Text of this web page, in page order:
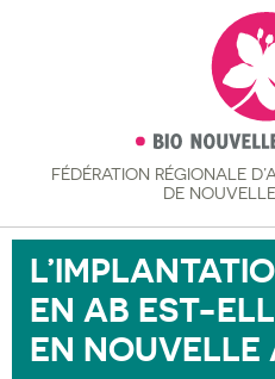
FÉDÉRATION RÉGIONALE
DE
EN AB EST-
EN NOUVELLE